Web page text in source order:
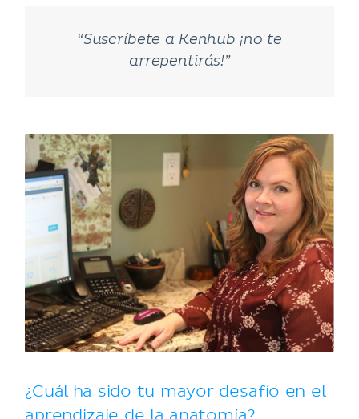
“Suscríbete a Kenhub ¡no te
arrepentirás!”
¿Cuál ha sido tu mayor desafío en el